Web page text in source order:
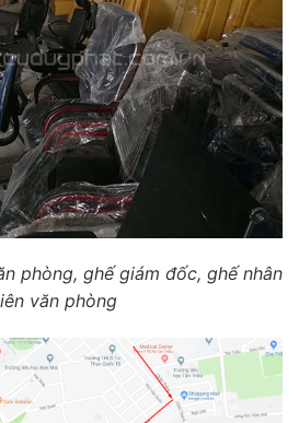
phòng, ghế giám đốc, ghế nhân
văn phòng